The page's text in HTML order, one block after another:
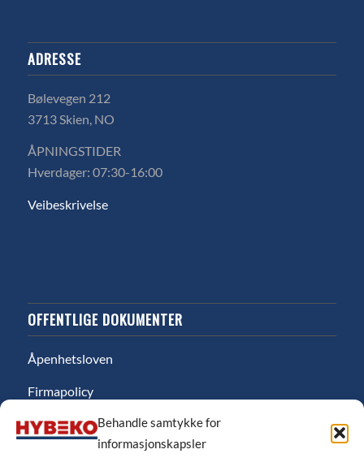
Behandle samtykke for
informasjonskapsler
ADRESSE
Bølevegen 212
3713 Skien, NO
ÅPNINGSTIDER
Hverdager: 07:30-16:00
Veibeskrivelse
OFFENTLIGE DOKUMENTER
Åpenhetsloven
Firmapolicy
Miljø